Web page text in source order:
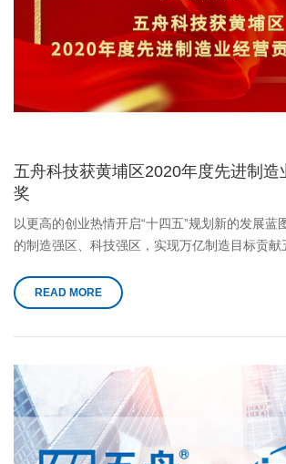
五舟科技获黄埔区2020年度先进制造
奖
以更高的创业热情开启“十四五”规划新的发展蓝
的制造强区、科技强区，实现万亿制造目标贡献
READ MORE